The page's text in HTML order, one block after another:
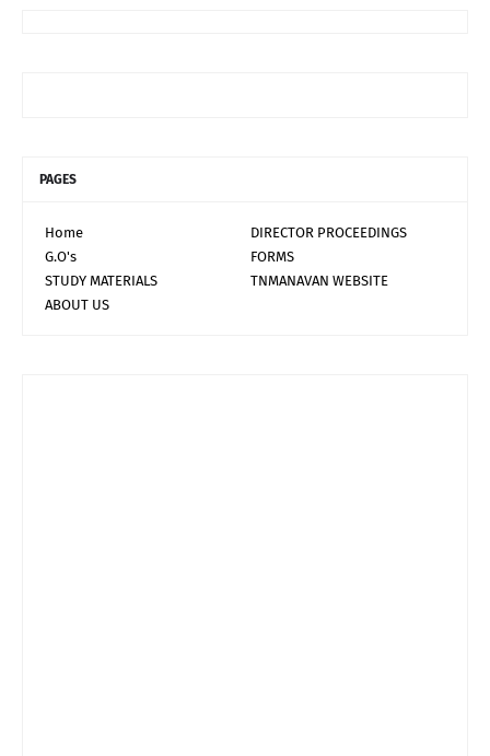
PAGES
Home
DIRECTOR PROCEEDINGS
G.O's
FORMS
STUDY MATERIALS
TNMANAVAN WEBSITE
ABOUT US